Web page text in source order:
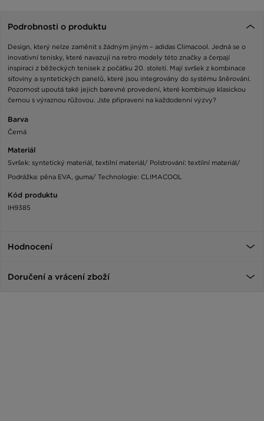
Podrobnosti o produktu
Design, který nelze zaměnit s žádným jiným – adidas Climacool. Jedná se o
inovativní tenisky, které navazují na retro modely této značky a čerpají
inspiraci z běžeckých tenisek z počátku 20. století. Mají svršek z kombinace
síťoviny a syntetických panelů, které jsou integrovány do systému šněrování.
Pozornost upoutá také jejich barevné provedení, které kombinuje klasickou
černou s výraznou růžovou. Jste připraveni na každodenní výzvy?
Barva
Černá
Materiál
Svršek: syntetický materiál, textilní materiál/ Polstrování: textilní materiál/
Podrážka: pěna EVA, guma/ Technologie: CLIMACOOL
Kód produktu
IH9385
Hodnocení
Doručení a vrácení zboží